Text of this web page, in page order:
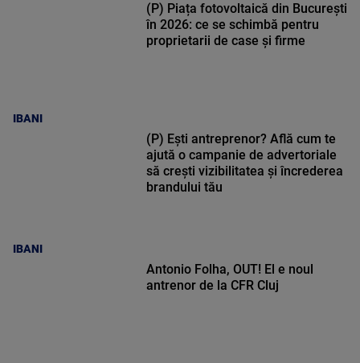
IBANI
(P) Piața fotovoltaică din București
în 2026: ce se schimbă pentru
proprietarii de case și firme
IBANI
(P) Ești antreprenor? Află cum te
ajută o campanie de advertoriale
să crești vizibilitatea și încrederea
brandului tău
Antonio Folha, OUT! El e noul
antrenor de la CFR Cluj